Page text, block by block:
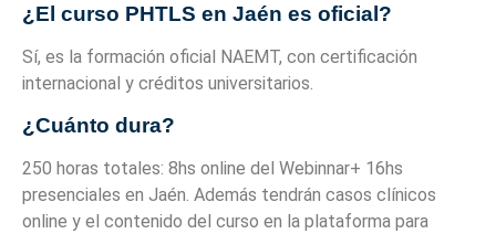
¿El curso PHTLS en Jaén es oficial?
Sí, es la formación oficial NAEMT, con certificación
internacional y créditos universitarios.
¿Cuánto dura?
250 horas totales: 8hs online del Webinnar+ 16hs
presenciales en Jaén. Además tendrán casos clínicos
online y el contenido del curso en la plataforma para